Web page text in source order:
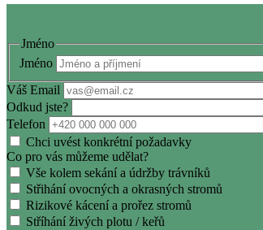
Jméno
Jméno
Váš Email
Odkud jste?
Telefon
Chci uvést konkrétní požadavky
Co pro vás můžeme udělat?
Vše kolem sekání a údržby trávníků
Střihání ovocných a okrasných stromů
Rizikové kácení a prořez stromů
Stříhání živých plotu / keřů